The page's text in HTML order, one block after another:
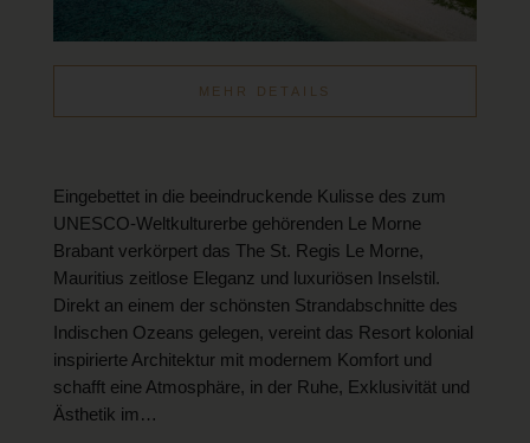
MEHR DETAILS
Eingebettet in die beeindruckende Kulisse des zum
UNESCO-Weltkulturerbe gehörenden Le Morne
Brabant verkörpert das The St. Regis Le Morne,
Mauritius zeitlose Eleganz und luxuriösen Inselstil.
Direkt an einem der schönsten Strandabschnitte des
Indischen Ozeans gelegen, vereint das Resort kolonial
inspirierte Architektur mit modernem Komfort und
schafft eine Atmosphäre, in der Ruhe, Exklusivität und
Ästhetik im…